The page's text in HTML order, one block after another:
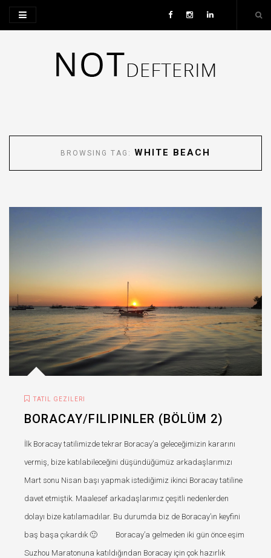
BROWSING TAG: WHITE BEACH
TATIL GEZILERI
BORACAY/FILIPINLER (BÖLÜM 2)
İlk Boracay tatilimizde tekrar Boracay’a geleceğimizin kararını
vermiş, bize katılabileceğini düşündüğümüz arkadaşlarımızı
Mart sonu Nisan başı yapmak istediğimiz ikinci Boracay tatiline
davet etmiştik. Maalesef arkadaşlarımız çeşitli nedenlerden
dolayı bize katılamadılar. Bu durumda biz de Boracay’ın keyfini
baş başa çıkardık 🙂 Boracay’a gelmeden iki gün önce eşim
Suzhou Maratonuna katıldığından Boracay için çok hazırlık